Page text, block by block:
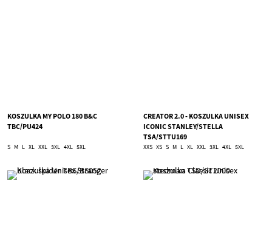
KOSZULKA MY POLO 180 B&C
TBC/PU424
S M L XL XXL 3XL 4XL 5XL
CREATOR 2.0 - KOSZULKA UNISEX
ICONIC STANLEY/STELLA
TSA/STTU169
XXS XS S M L XL XXL 3XL 4XL 5XL